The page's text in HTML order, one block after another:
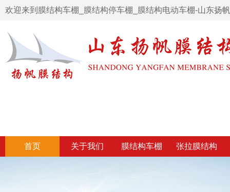
欢迎来到膜结构车棚_膜结构停车棚_膜结构电动车棚-山东扬
首页 关于我们 膜结构车棚 张拉膜结构